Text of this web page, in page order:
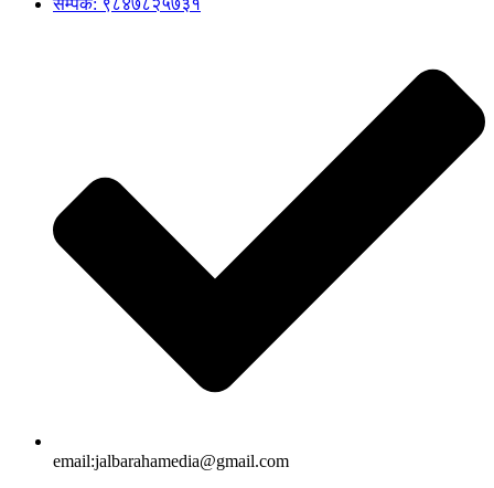
email:jalbarahamedia@gmail.com